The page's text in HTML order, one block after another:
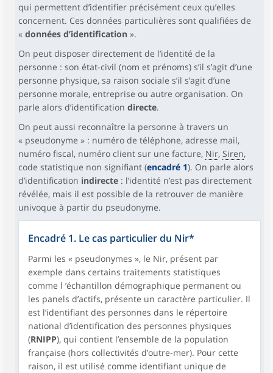
qui permettent d’identifier précisément ceux qu’elles
concernent. Ces données particulières sont qualifiées de
« données d’identification ».
On peut disposer directement de l’identité de la
personne : son état-civil (nom et prénoms) s’il s’agit d’une
personne physique, sa raison sociale s’il s’agit d’une
personne morale, entreprise ou autre organisation. On
parle alors d’identification directe.
On peut aussi reconnaître la personne à travers un
« pseudonyme » : numéro de téléphone, adresse mail,
numéro fiscal, numéro client sur une facture, Nir, Siren,
code statistique non signifiant (encadré 1). On parle alors
d’identification indirecte : l’identité n’est pas directement
révélée, mais il est possible de la retrouver de manière
univoque à partir du pseudonyme.
Encadré 1. Le cas particulier du Nir*
Parmi les « pseudonymes », le Nir, présent par
exemple dans certains traitements statistiques
comme l ’échantillon démographique permanent ou
les panels d’actifs, présente un caractère particulier. Il
est l’identifiant des personnes dans le répertoire
national d’identification des personnes physiques
(RNIPP), qui contient l’ensemble de la population
française (hors collectivités d’outre-mer). Pour cette
raison, il est utilisé comme identifiant unique de